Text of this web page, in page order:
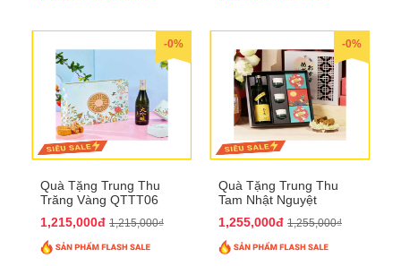
-0%
Quà Tặng Trung Thu
Trăng Vàng QTTT06
1,215,000đ 1,215,000₫
-0%
Quà Tặng Trung Thu
Tam Nhật Nguyệt
1,255,000đ 1,255,000₫